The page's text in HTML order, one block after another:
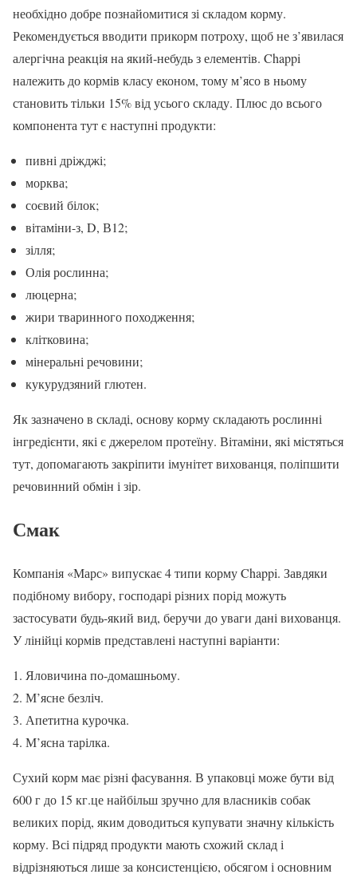
необхідно добре познайомитися зі складом корму.
Рекомендується вводити прикорм потроху, щоб не з’явилася
алергічна реакція на який-небудь з елементів. Chappi
належить до кормів класу економ, тому м’ясо в ньому
становить тільки 15% від усього складу. Плюс до всього
компонента тут є наступні продукти:
пивні дріжджі;
морква;
соєвий білок;
вітаміни-з, D, В12;
зілля;
Олія рослинна;
люцерна;
жири тваринного походження;
клітковина;
мінеральні речовини;
кукурудзяний глютен.
Як зазначено в складі, основу корму складають рослинні
інгредієнти, які є джерелом протеїну. Вітаміни, які містяться
тут, допомагають закріпити імунітет вихованця, поліпшити
речовинний обмін і зір.
Смак
Компанія «Марс» випускає 4 типи корму Chappi. Завдяки
подібному вибору, господарі різних порід можуть
застосувати будь-який вид, беручи до уваги дані вихованця.
У лінійці кормів представлені наступні варіанти:
Яловичина по-домашньому.
М’ясне безліч.
Апетитна курочка.
М’ясна тарілка.
Сухий корм має різні фасування. В упаковці може бути від
600 г до 15 кг.це найбільш зручно для власників собак
великих порід, яким доводиться купувати значну кількість
корму. Всі підряд продукти мають схожий склад і
відрізняються лише за консистенцією, обсягом і основним